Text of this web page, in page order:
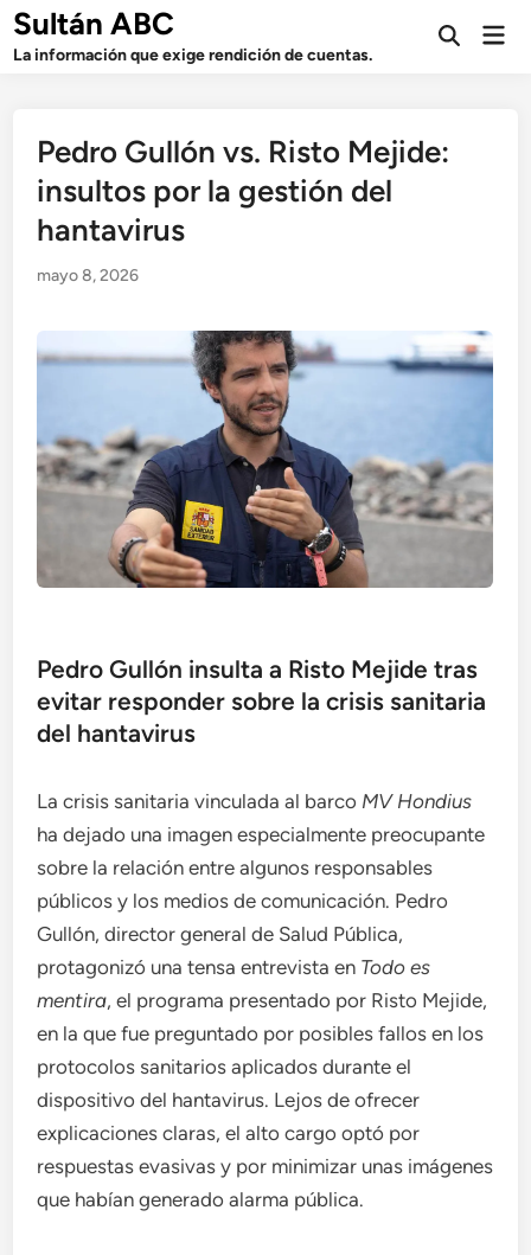
Saltar
contenido
Sultán ABC
La información que exige rendición de cuentas.
Abrir
Pedro Gullón vs. Risto Mejide:
insultos por la gestión del
hantavirus
mayo 8, 2026
Pedro Gullón insulta a Risto Mejide tras
evitar responder sobre la crisis sanitaria
del hantavirus
La crisis sanitaria vinculada al barco MV Hondius
ha dejado una imagen especialmente preocupante
sobre la relación entre algunos responsables
públicos y los medios de comunicación. Pedro
Gullón, director general de Salud Pública,
protagonizó una tensa entrevista en Todo es
mentira, el programa presentado por Risto Mejide,
en la que fue preguntado por posibles fallos en los
protocolos sanitarios aplicados durante el
dispositivo del hantavirus. Lejos de ofrecer
explicaciones claras, el alto cargo optó por
respuestas evasivas y por minimizar unas imágenes
que habían generado alarma pública.